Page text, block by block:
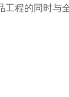
程的同时与